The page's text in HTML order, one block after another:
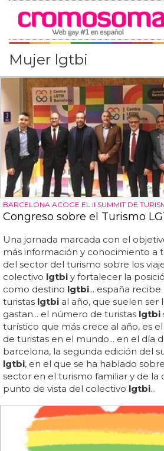
Mujer lgtbi
BARCELONA ACOGE EL II SUMMIT DE
Congreso sobre el Turismo
Una jornada marcada con el
más información y conocimiento a
del sector del turismo sobre los
colectivo lgtbi y fortalecer la
como destino lgtbi... españa
turistas lgtbi al año, que suelen ser
gastan... el número de turistas lgtbi
turístico que más crece al año, es
de turistas en el mundo... en el día
barcelona, la segunda edición del
lgtbi, en el que se ha hablado
sector en el turismo familiar y de la
punto de vista del colectivo lgtbi...